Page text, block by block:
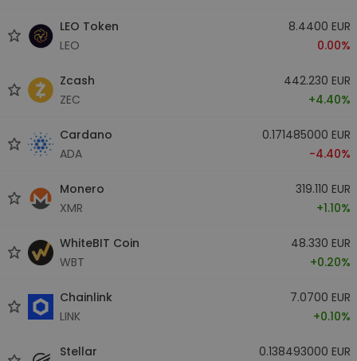
LEO Token
LEO
8.4400 EUR
0.00%
Zcash
ZEC
442.230 EUR
+4.40%
Cardano
ADA
0.171485000 EUR
-4.40%
Monero
XMR
319.110 EUR
+1.10%
WhiteBIT Coin
WBT
48.330 EUR
+0.20%
Chainlink
LINK
7.0700 EUR
+0.10%
Stellar
0.138493000 EUR